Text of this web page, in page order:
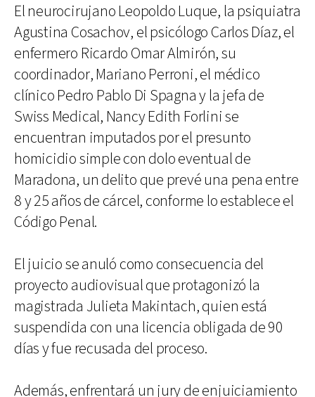
El neurocirujano Leopoldo Luque, la psiquiatra
Agustina Cosachov, el psicólogo Carlos Díaz, el
enfermero Ricardo Omar Almirón, su
coordinador, Mariano Perroni, el médico
clínico Pedro Pablo Di Spagna y la jefa de
Swiss Medical, Nancy Edith Forlini se
encuentran imputados por el presunto
homicidio simple con dolo eventual de
Maradona, un delito que prevé una pena entre
8 y 25 años de cárcel, conforme lo establece el
Código Penal.
El juicio se anuló como consecuencia del
proyecto audiovisual que protagonizó la
magistrada Julieta Makintach, quien está
suspendida con una licencia obligada de 90
días y fue recusada del proceso.
Además, enfrentará un jury de enjuiciamiento